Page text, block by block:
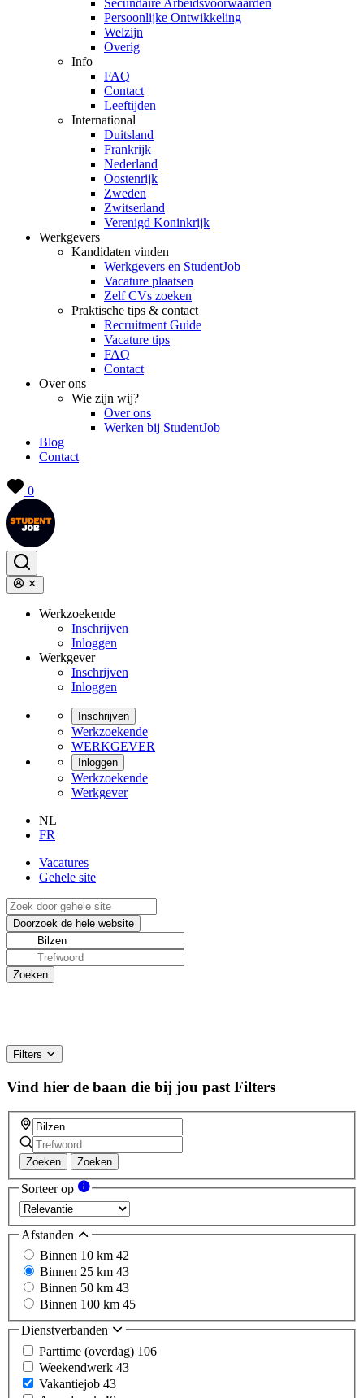
Secundaire Arbeidsvoorwaarden
Persoonlijke Ontwikkeling
Welzijn
Overig
Info
FAQ
Contact
Leeftijden
International
Duitsland
Frankrijk
Nederland
Oostenrijk
Zweden
Zwitserland
Verenigd Koninkrijk
Werkgevers
Kandidaten vinden
Werkgevers en StudentJob
Vacature plaatsen
Zelf CVs zoeken
Praktische tips & contact
Recruitment Guide
Vacature tips
FAQ
Contact
Over ons
Wie zijn wij?
Over ons
Werken bij StudentJob
Blog
Contact
0
Werkzoekende
Inschrijven
Inloggen
Werkgever
Inschrijven
Inloggen
Inschrijven
Werkzoekende
WERKGEVER
Inloggen
Werkzoekende
Werkgever
NL
FR
Vacatures
Gehele site
Filters
Vind hier de baan die bij jou past Filters
Zoeken Zoeken
Sorteer op
Afstanden
Binnen 10 km 42
Binnen 25 km 43
Binnen 50 km 43
Binnen 100 km 45
Dienstverbanden
Parttime (overdag) 106
Weekendwerk 43
Vakantiejob 43